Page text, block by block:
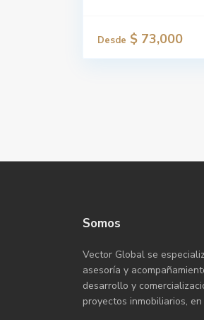
Desde $ 73,000
Somos
Vector Global se
asesoría y
desarrollo y
proyectos inmobiliarios, en